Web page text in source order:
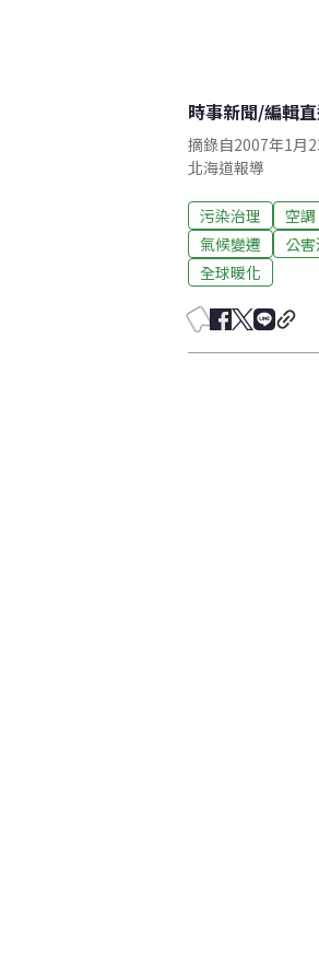
時事新聞/編輯
摘錄自2007年1月
北海道報導
污染治理
空調
氣候變遷
公
全球暖化